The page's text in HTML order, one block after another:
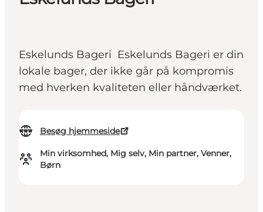
Eskelunds Bageri Eskelunds Bageri er din
lokale bager, der ikke går på kompromis
med hverken kvaliteten eller håndværket.
Besøg hjemmeside
Min virksomhed, Mig selv, Min partner, Venner,
Børn